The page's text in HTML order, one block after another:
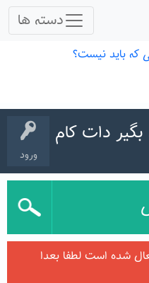
ورود
دات کام
شده است لطفا بعدا